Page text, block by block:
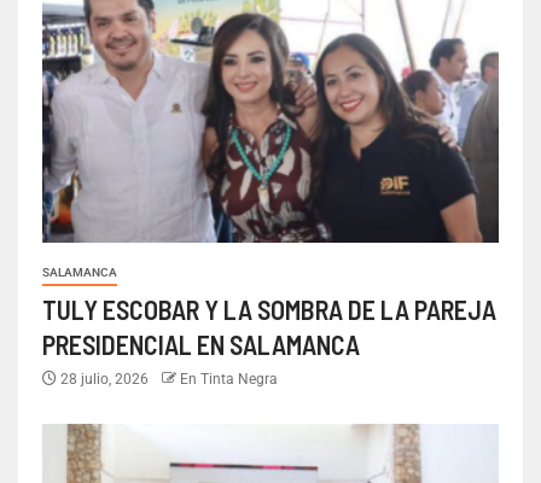
SALAMANCA
TULY ESCOBAR Y LA SOMBRA DE LA PAREJA
PRESIDENCIAL EN SALAMANCA
28 julio, 2026 En Tinta Negra